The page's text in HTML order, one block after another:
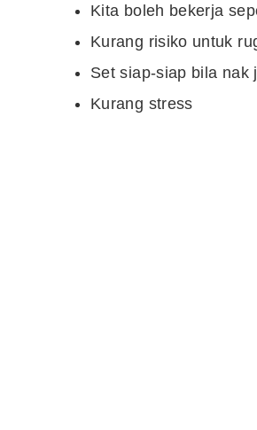
Kita boleh bekerja
Kurang risiko untuk
Set siap-siap bila nak
Kurang stress